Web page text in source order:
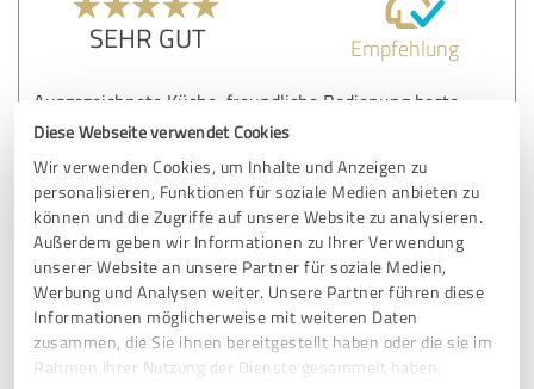
Diese Webseite verwendet Cookies
Wir verwenden Cookies, um Inhalte und Anzeigen zu
personalisieren, Funktionen für soziale Medien anbieten zu
können und die Zugriffe auf unsere Website zu analysieren.
Außerdem geben wir Informationen zu Ihrer Verwendung
unserer Website an unsere Partner für soziale Medien,
Werbung und Analysen weiter. Unsere Partner führen diese
Informationen möglicherweise mit weiteren Daten
zusammen, die Sie ihnen bereitgestellt haben oder die sie im
Rahmen Ihrer Nutzung der Dienste gesammelt haben.
SEHR GUT Empfehlung
Ausgezeichnete Küche, freundliche Bedienung beste
Atmosphäre. ein kulinarischer Hochgenuss
Erfahrungsbericht & Bewertung zu:
Restaurant Zur Goldenen Kugel
14.11.2017 fritz h.
5,00 von 5